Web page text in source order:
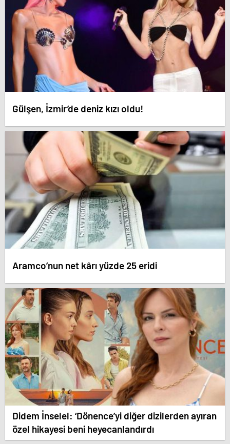
Gülşen, İzmir’de deniz kızı oldu!
Aramco’nun net kârı yüzde 25 eridi
Didem İnselel: ‘Dönence’yi diğer dizilerden ayıran
özel hikayesi beni heyecanlandırdı